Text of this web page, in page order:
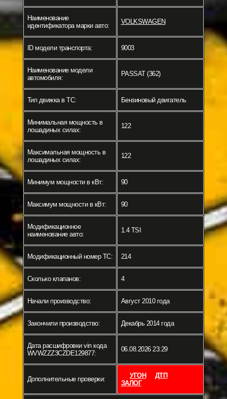
Наименование
идентификатора марки авто:
VOLKSWAGEN
ID модели транспорта: 9003
Наименование модели
автомобиля:
PASSAT (362)
Тип движка в ТС: Бензиновый двигатель
Минимальная мощность в
лошадиных силах:
122
Максимальная мощность в
лошадиных силах:
122
Минимум мощности в кВт: 90
Максимум мощности в кВт: 90
Модификационное
наименование авто:
1.4 TSI
Модификационный номер ТС: 214
Сколько клапанов: 4
Начали производство: Август 2010 года
Закончили производство: Декабрь 2014 года
Дата расшифровки vin кода
WVWZZZ3CZDE129877:
06.08.2026 23:29
Дополнительные проверки: УГОН
ДТП
ЗАЛОГ